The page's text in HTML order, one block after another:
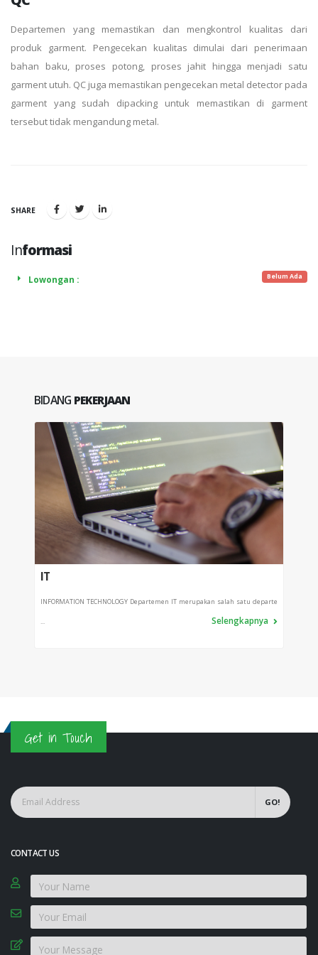
Departemen yang memastikan dan mengkontrol kualitas dari
produk garment. Pengecekan kualitas dimulai dari penerimaan
bahan baku, proses potong, proses jahit hingga menjadi satu
garment utuh. QC juga memastikan pengecekan metal detector pada
garment yang sudah dipacking untuk memastikan di garment
tersebut tidak mengandung metal.
SHARE
Informasi
Lowongan : Belum Ada
BIDANG PEKERJAAN
IT
INFORMATION TECHNOLOGY Departemen IT merupakan salah satu departe
... Selengkapnya
Get in Touch
GO!
CONTACT US